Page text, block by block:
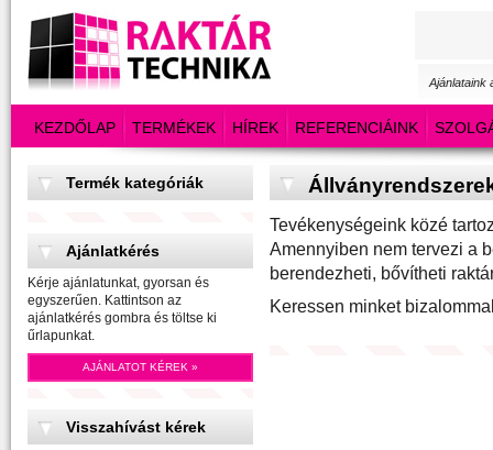
Ajánlataink
KEZDŐLAP TERMÉKEK HÍREK REFERENCIÁINK
Termék kategóriák
Ajánlatkérés
Kérje ajánlatunkat, gyorsan és
egyszerűen. Kattintson az
ajánlatkérés gombra és töltse ki
űrlapunkat.
AJÁNLATOT KÉREK »
Visszahívást kérek
Tevékenységeink közé
Amennyiben nem tervezi a
berendezheti, bővítheti
Keressen minket